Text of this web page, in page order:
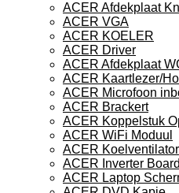
ACER Afdekplaat
ACER VGA
ACER KOELER
ACER Driver
ACER Afdekplaat
ACER Kaartlezer/
ACER Microfoon
ACER Brackert
ACER Koppelstuk
ACER WiFi Moduul
ACER Koelventilator
ACER Inverter Board
ACER Laptop